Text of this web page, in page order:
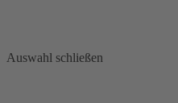
Auswahl schließen